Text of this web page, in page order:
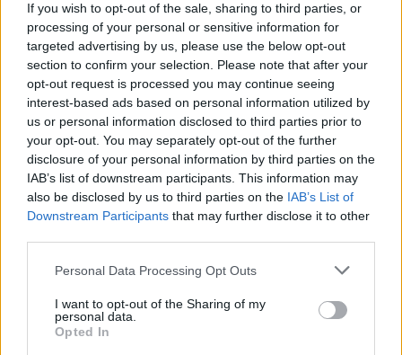
If you wish to opt-out of the sale, sharing to third parties, or
processing of your personal or sensitive information for
targeted advertising by us, please use the below opt-out
section to confirm your selection. Please note that after your
opt-out request is processed you may continue seeing
interest-based ads based on personal information utilized by
us or personal information disclosed to third parties prior to
your opt-out. You may separately opt-out of the further
disclosure of your personal information by third parties on the
IAB’s list of downstream participants. This information may
also be disclosed by us to third parties on the IAB’s List of
Downstream Participants that may further disclose it to other
Personal Data Processing Opt Outs
I want to opt-out of the Sharing of my
personal data.
Opted In
des Mots. S'il vous plaît soutenir Words Puzzle Games en
tant que développeur de jeux Maître des Mots par part
et évaluer le jeu avec votre liste d'amis, plus de joueur
signifie plus de revenus pour le développeur alors s'il
vous plaît l'aider à grandir.
Un défi quotidien
Recherche par lettres.
Entrez toutes les lettres du
puzzle:
Recherche